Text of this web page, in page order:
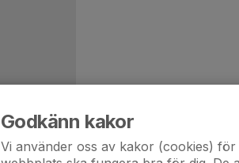
Godkänn kakor
Vi använder oss av kakor (cookies)